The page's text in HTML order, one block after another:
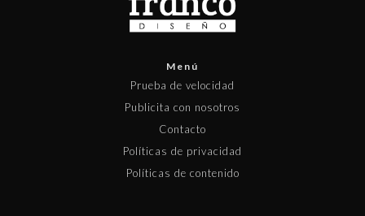
Menú
Prueba de velocidad
Publicita con nosotros
Contacto
Políticas de privacidad
Políticas de contenido